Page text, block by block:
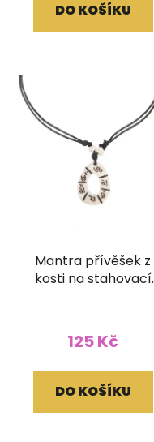
DO KOŠÍKU
Mantra přívěšek z
kosti na stahovací
125 Kč
DO KOŠÍKU